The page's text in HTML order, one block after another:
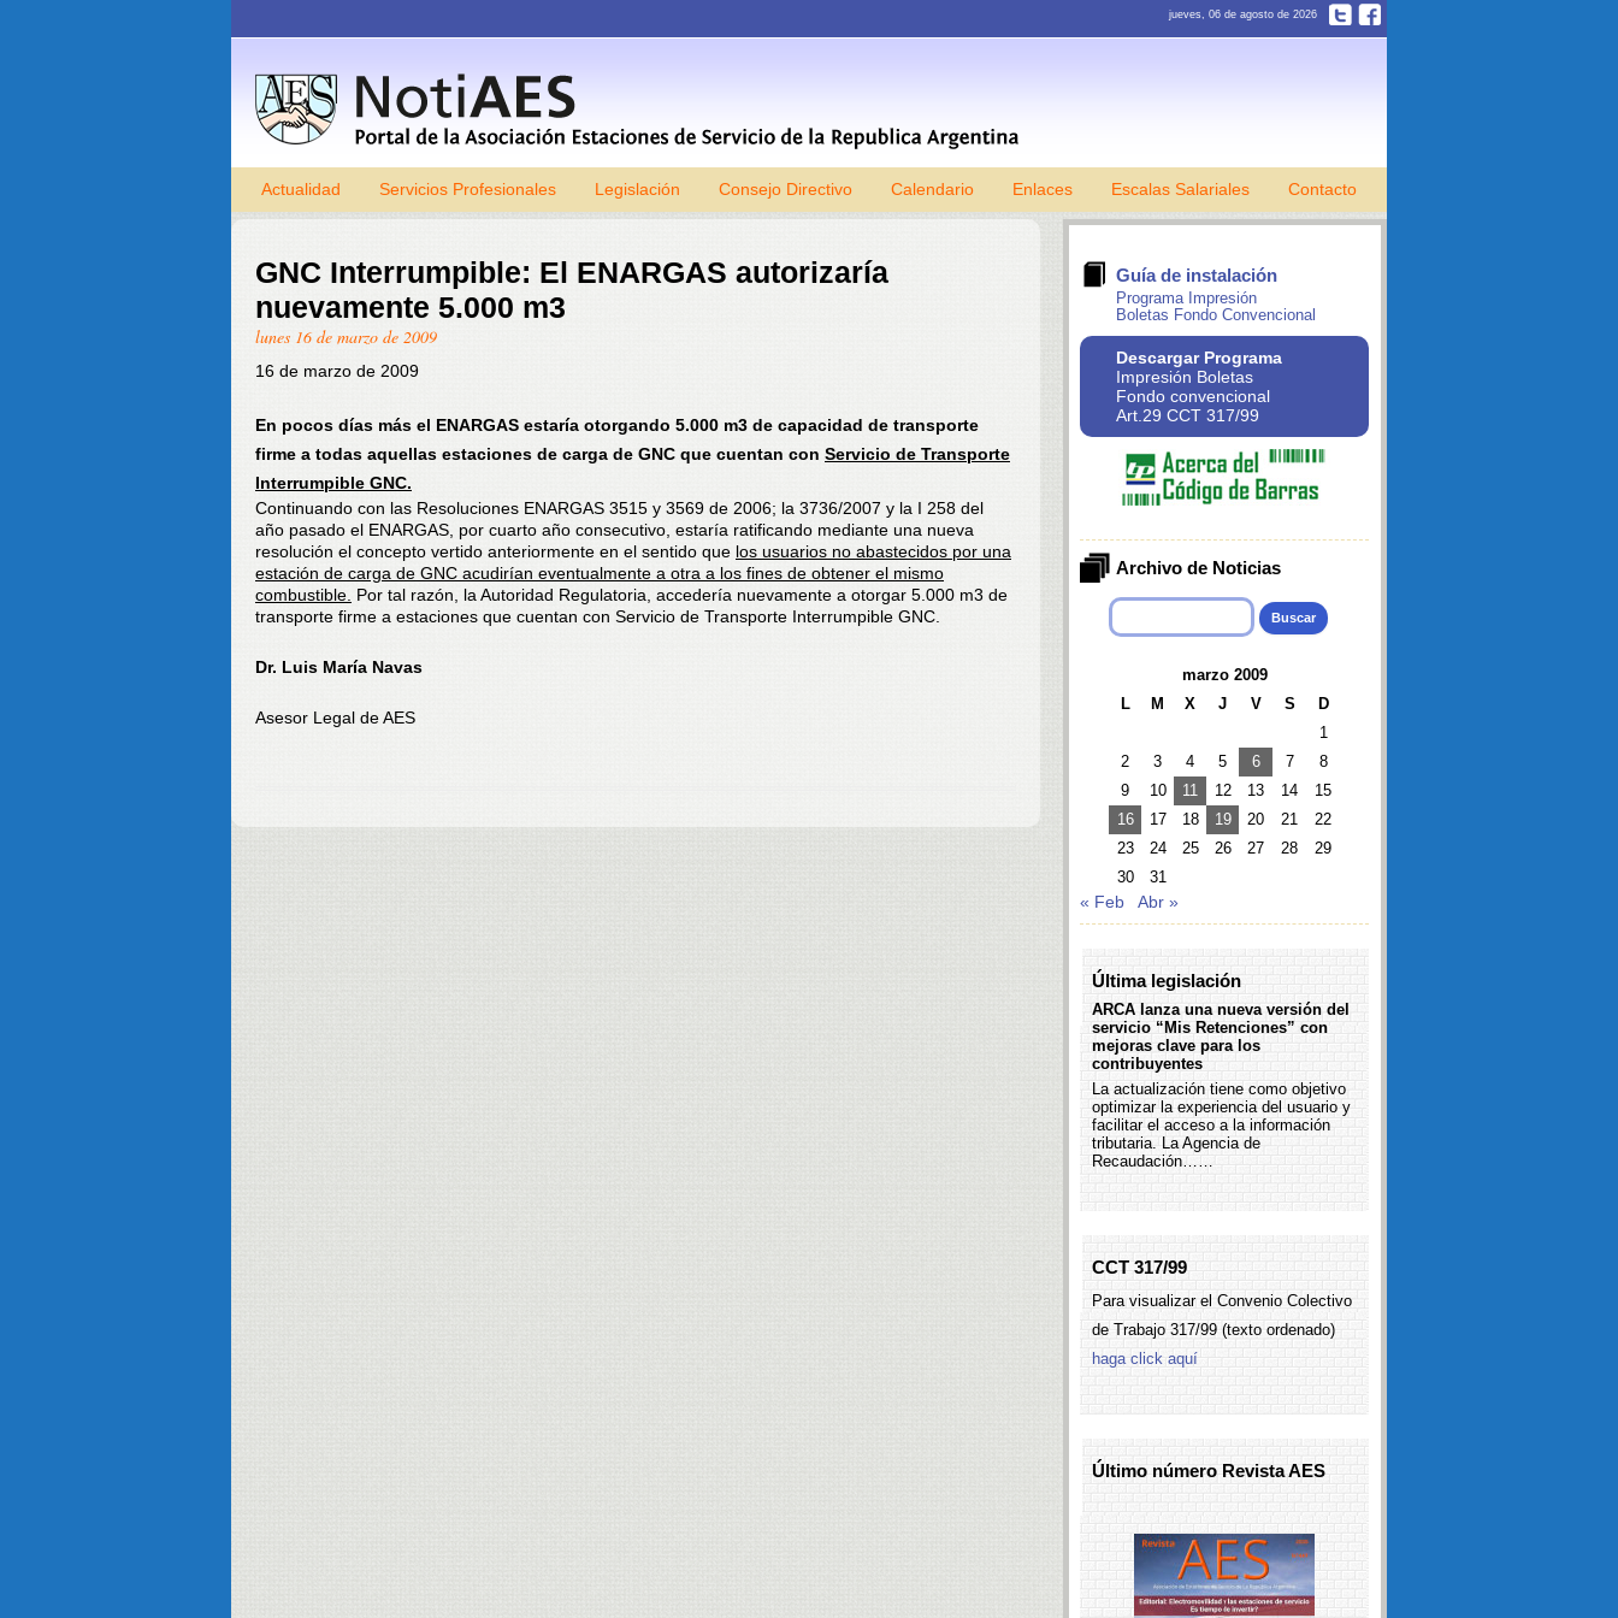
jueves, 06 de agosto de 2026
Skip to content
Actualidad Servicios Profesionales Legislación Consejo Directivo Calendario Enlaces Escalas Salariales Contacto
GNC Interrumpible: El ENARGAS autorizaría
nuevamente 5.000 m3
lunes 16 de marzo de 2009
16 de marzo de 2009
En pocos días más el ENARGAS estaría otorgando 5.000 m3 de capacidad de transporte
firme a todas aquellas estaciones de carga de GNC que cuentan con Servicio de Transporte
Interrumpible GNC.
Continuando con las Resoluciones ENARGAS 3515 y 3569 de 2006; la 3736/2007 y la I 258 del
año pasado el ENARGAS, por cuarto año consecutivo, estaría ratificando mediante una nueva
resolución el concepto vertido anteriormente en el sentido que los usuarios no abastecidos por una
estación de carga de GNC acudirían eventualmente a otra a los fines de obtener el mismo
combustible. Por tal razón, la Autoridad Regulatoria, accedería nuevamente a otorgar 5.000 m3 de
transporte firme a estaciones que cuentan con Servicio de Transporte Interrumpible GNC.
Dr. Luis María Navas
Asesor Legal de AES
Guía de instalación
Programa Impresión
Boletas Fondo Convencional
Descargar Programa
Impresión Boletas
Fondo convencional
Art.29 CCT 317/99
Archivo de Noticias
Buscar:
marzo 2009
L
M X J V S
D
1
2
3 4 5 6 7
8
9
10 11 12 13 14
15
16
17 18 19 20 21
22
23
24 25 26 27 28
29
30
31
« Feb Abr »
Última legislación
ARCA lanza una nueva versión del
servicio “Mis Retenciones” con
mejoras clave para los
contribuyentes
La actualización tiene como objetivo
optimizar la experiencia del usuario y
facilitar el acceso a la información
tributaria. La Agencia de
Recaudación……
CCT 317/99
Para visualizar el Convenio Colectivo
de Trabajo 317/99 (texto ordenado)
haga click aquí
Último número Revista AES